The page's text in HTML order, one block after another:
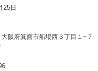
25日
大阪府箕面市船場西３丁目１−７